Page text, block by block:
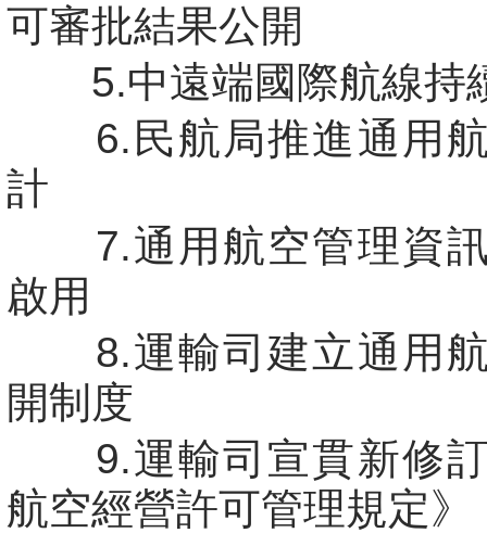
可審批結果公開
5.中遠端國際航線持
6.民航局推進通用航
計
7.通用航空管理資訊
啟用
8.運輸司建立通用航
開制度
9.運輸司宣貫新修訂
航空經營許可管理規定》